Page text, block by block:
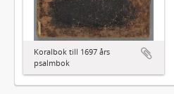
Koralbok till 1697 års
psalmbok